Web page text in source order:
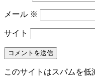
メール ※
サイト
このサイトはスパムを低